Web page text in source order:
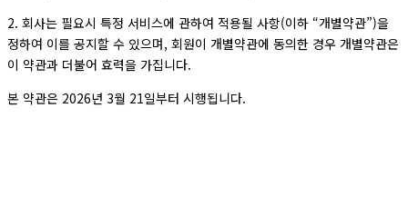
2. 회사는 필요시 특정 서비스에 관하여 적용될 사항(이하 “개별약관”)을
정하여 이를 공지할 수 있으며, 회원이 개별약관에 동의한 경우 개별약관은
이 약관과 더불어 효력을 가집니다.
본 약관은 2026년 3월 21일부터 시행됩니다.